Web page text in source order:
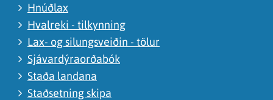
Hnúðlax
Hvalreki - tilkynning
Lax- og silungsveiðin - tölur
Sjávardýraorðabók
Staða landana
Staðsetning skipa